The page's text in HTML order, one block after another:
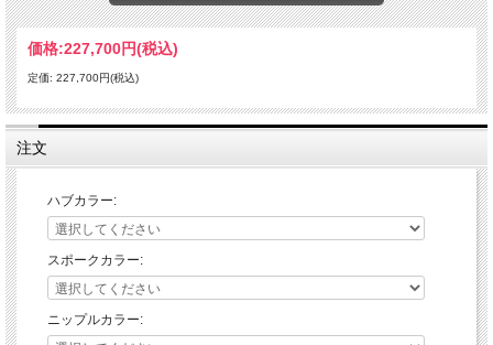
豊富なカラーラインナップから好きな組み合わせでカスタムが可能。
リムカラー：
ハブカラー：
シルバー、ゴールド、ブラック、イエロー、ブルー、レッド、グリーン、チタン、
ブロンズ、オレンジ
スポークカラー：
シルバー、ブラック
ニップルカラー：
価格:227,700円(税込)
定価: 227,700円(税込)
注文
ハブカラー:
スポークカラー:
ニップルカラー: